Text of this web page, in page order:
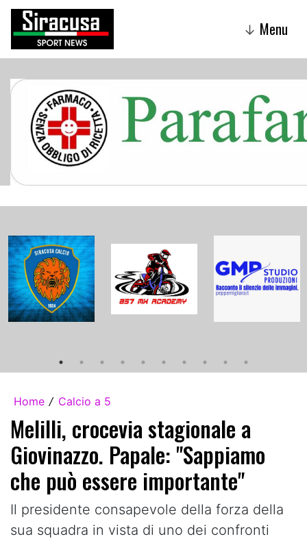
↓ Menu
Home / Calcio a 5
Melilli, crocevia stagionale a
Giovinazzo. Papale: "Sappiamo
che può essere importante"
Il presidente consapevole della forza della
sua squadra in vista di uno dei confronti